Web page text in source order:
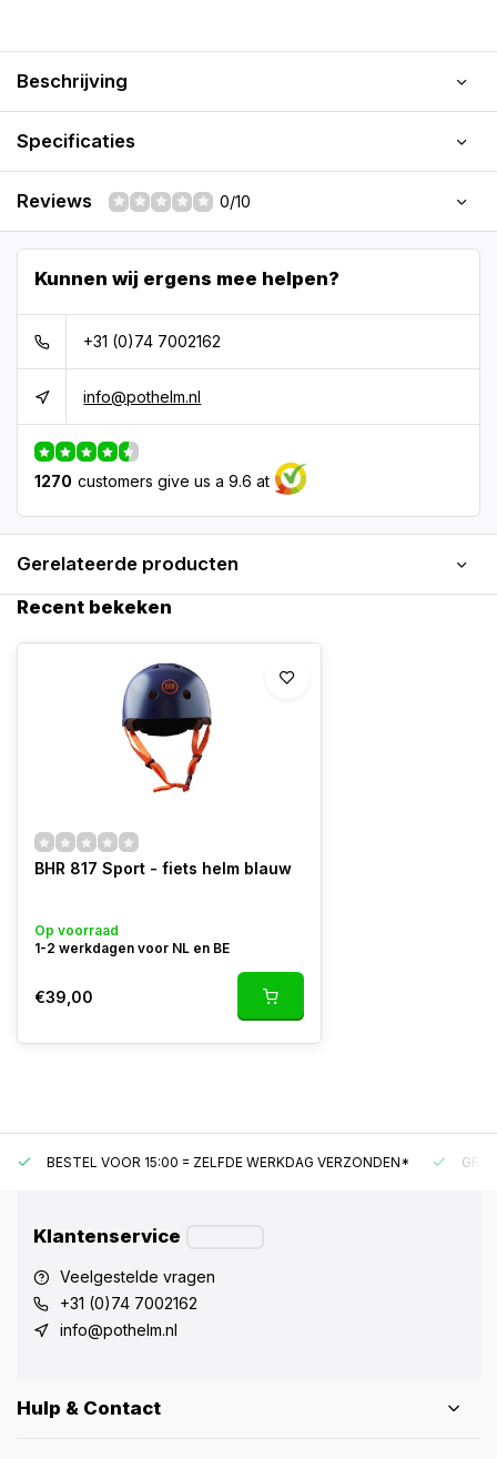
Beschrijving
Specificaties
Reviews 0/10
Kunnen wij ergens mee helpen?
+31 (0)74 7002162
info@pothelm.nl
1270 customers give us a 9.6 at
Gerelateerde producten
Recent bekeken
BHR 817 Sport - fiets helm blauw
Op voorraad
1-2 werkdagen voor NL en BE
€39,00
BESTEL VOOR 15:00 = ZELFDE WERKDAG VERZONDEN*
Klantenservice
Veelgestelde vragen
+31 (0)74 7002162
info@pothelm.nl
Hulp & Contact